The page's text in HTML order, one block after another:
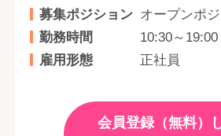
募集ポジション オープンポ
勤務時間
10:30～19:00
雇用形態
正社員
会員登録（無料）